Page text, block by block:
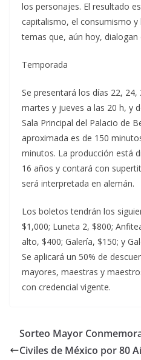
los personajes. El resultado
capitalismo, el consumismo y
temas que, aún hoy, dialogan
Temporada
Se presentará los días 22,
martes y jueves a las 20 h, y
Sala Principal del Palacio de
aproximada es de 150
minutos. La producción está
16 años y contará con
será interpretada en alemán.
Los boletos tendrán los
$1,000; Luneta 2, $800;
alto, $400; Galería, $150; y
Se aplicará un 50% de
mayores, maestras y
con credencial vigente.
Sorteo Mayor
Civiles de México por 80